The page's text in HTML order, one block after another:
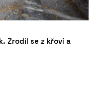
Zrodil se z křoví a